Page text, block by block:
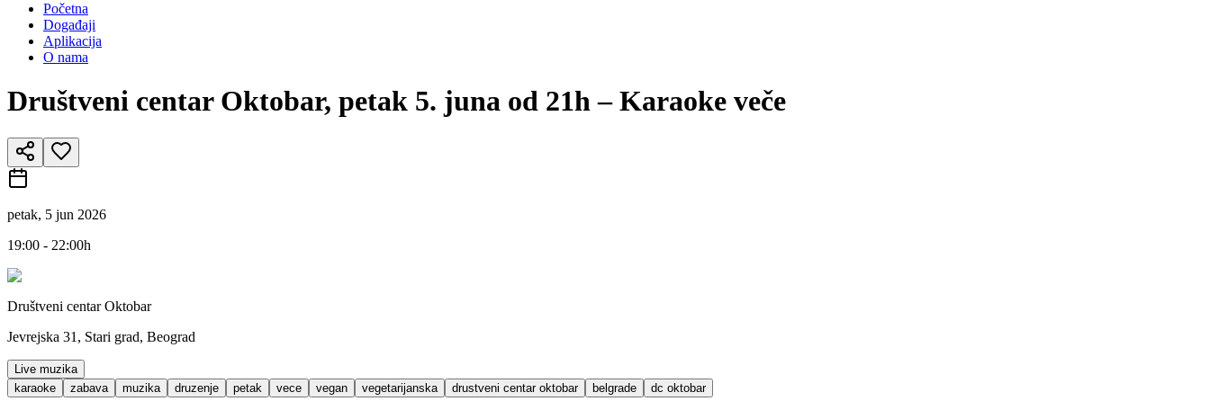
Početna
Događaji
Aplikacija
O nama
Društveni centar Oktobar, petak 5. juna od 21h – Karaoke veče
petak, 5 jun 2026
19:00 - 22:00h
Društveni centar Oktobar
Jevrejska 31, Stari grad, Beograd
Live muzika
karaoke
zabava muzika druzenje petak vece vegan vegetarijanska drustveni centar oktobar belgrade dc oktobar